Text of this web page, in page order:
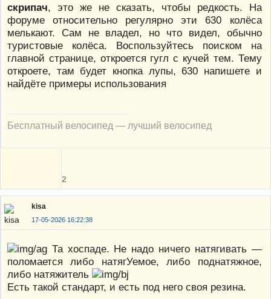
скрипач, это же не сказать, чтобы редкость. На
форуме относительно регулярно эти 630 колёса
мелькают. Сам не владел, но что видел, обычно
туристовые колёса. Воспользуйтесь поиском на
главной странице, откроется гугл с кучей тем. Тему
откроете, там будет кнопка лупы, 630 напишете и
найдёте примеры использования
Бесплатный велосипед — лучший велосипед
2
kisa
17-05-2026 16:22:38
Та хоспаде. Не надо ничего натягивать —
поломается либо натягУемое, либо поднатяжное,
либо натяжитель
Есть такой стандарт, и есть под него своя резина.